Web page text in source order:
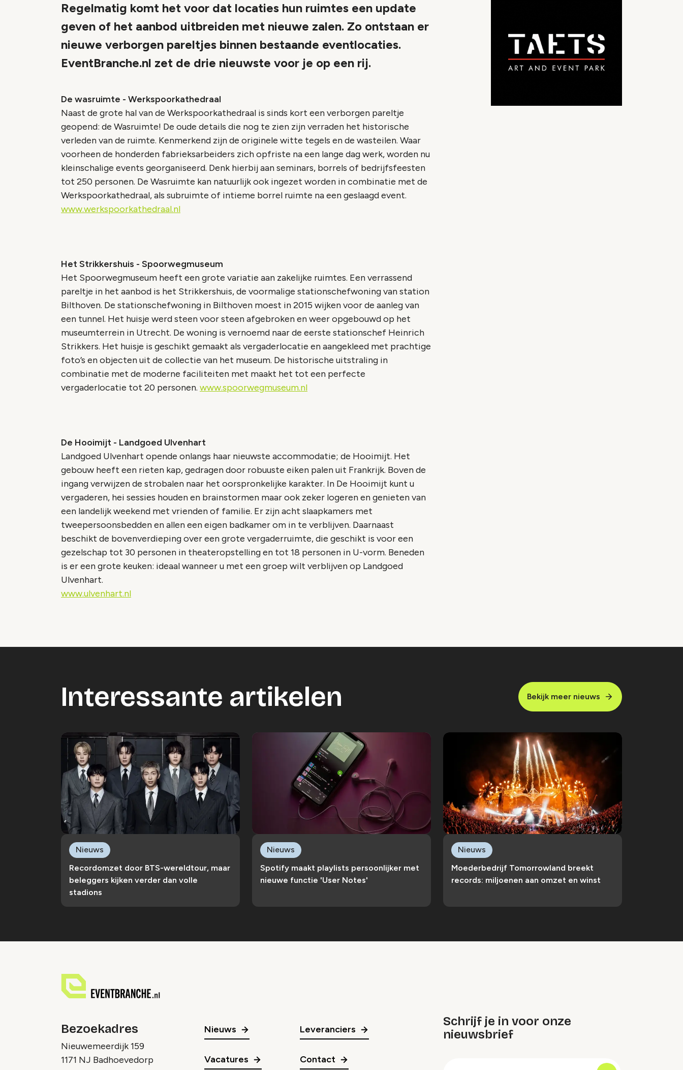
Regelmatig komt het voor dat locaties hun ruimtes een update
geven of het aanbod uitbreiden met nieuwe zalen. Zo ontstaan er
nieuwe verborgen pareltjes binnen bestaande eventlocaties.
EventBranche.nl zet de drie nieuwste voor je op een rij.
De wasruimte - Werkspoorkathedraal
Naast de grote hal van de Werkspoorkathedraal is sinds kort een verborgen pareltje
geopend: de Wasruimte! De oude details die nog te zien zijn verraden het historische
verleden van de ruimte. Kenmerkend zijn de originele witte tegels en de wasteilen. Waar
voorheen de honderden fabrieksarbeiders zich opfriste na een lange dag werk, worden nu
kleinschalige events georganiseerd. Denk hierbij aan seminars, borrels of bedrijfsfeesten
tot 250 personen. De Wasruimte kan natuurlijk ook ingezet worden in combinatie met de
Werkspoorkathedraal, als subruimte of intieme borrel ruimte na een geslaagd event.
www.werkspoorkathedraal.nl
Het Strikkershuis - Spoorwegmuseum
Het Spoorwegmuseum heeft een grote variatie aan zakelijke ruimtes. Een verrassend
pareltje in het aanbod is het Strikkershuis, de voormalige stationschefwoning van station
Bilthoven. De stationschefwoning in Bilthoven moest in 2015 wijken voor de aanleg van
een tunnel. Het huisje werd steen voor steen afgebroken en weer opgebouwd op het
museumterrein in Utrecht. De woning is vernoemd naar de eerste stationschef Heinrich
Strikkers. Het huisje is geschikt gemaakt als vergaderlocatie en aangekleed met prachtige
foto’s en objecten uit de collectie van het museum. De historische uitstraling in
combinatie met de moderne faciliteiten met maakt het tot een perfecte
vergaderlocatie tot 20 personen. www.spoorwegmuseum.nl
De Hooimijt - Landgoed Ulvenhart
Landgoed Ulvenhart opende onlangs haar nieuwste accommodatie; de Hooimijt. Het
gebouw heeft een rieten kap, gedragen door robuuste eiken palen uit Frankrijk. Boven de
ingang verwijzen de strobalen naar het oorspronkelijke karakter. In De Hooimijt kunt u
vergaderen, hei sessies houden en brainstormen maar ook zeker logeren en genieten van
een landelijk weekend met vrienden of familie. Er zijn acht slaapkamers met
tweepersoonsbedden en allen een eigen badkamer om in te verblijven. Daarnaast
beschikt de bovenverdieping over een grote vergaderruimte, die geschikt is voor een
gezelschap tot 30 personen in theateropstelling en tot 18 personen in U-vorm. Beneden
is er een grote keuken: ideaal wanneer u met een groep wilt verblijven op Landgoed
Ulvenhart.
www.ulvenhart.nl
Interessante artikelen Bekijk meer nieuws
Recordomzet door BTS-wereldtour, maar
beleggers kijken verder dan volle
stadions
Nieuws
Spotify maakt playlists persoonlijker met
nieuwe functie 'User Notes'
Nieuws
Moederbedrijf Tomorrowland breekt
records: miljoenen aan omzet en winst
Nieuws
Bezoekadres
Nieuwemeerdijk 159
1171 NJ Badhoevedorp
Nieuws
Vacatures
Leveranciers
Contact
Schrijf je in voor onze
nieuwsbrief